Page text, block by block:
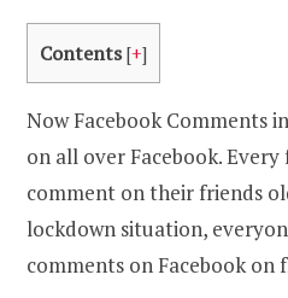
Contents [+]
Now Facebook Comments
on all over Facebook.
comment on their friends
lockdown situation,
comments on Facebook on